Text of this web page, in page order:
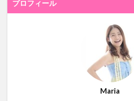
プロフィール
Maria